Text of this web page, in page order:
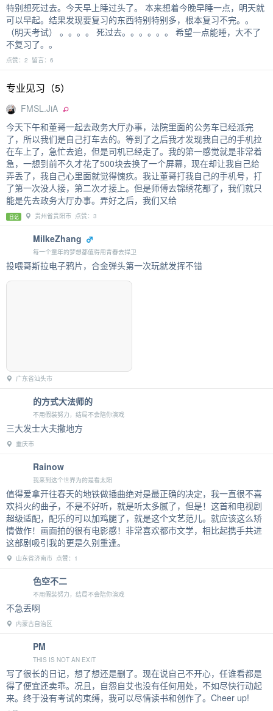
特别想死过去。今天早上睡过头了。 本来想着今晚早睡一点，明天就
可以早起。结果发现要复习的东西特别特别多，根本复习不完。。
（明天考试） 。。。。 死过去。。。。。。 希望一点能睡，大不了
不复习了。。
点赞：2 留言：6
专业见习（5）
FMSL.JiA
今天下午和董哥一起去政务大厅办事，法院里面的公务车已经派完
了，所以我们是自己打车去的。等到了之后我才发现我自己的手机拉
在车上了，急忙去追，但是司机已经走了。我的第一感觉就是非常着
急，一想到前不久才花了500块去换了一个屏幕，现在却让我自己给
弄丢了，我自己心里面就觉得愧疚。我让董哥打我自己的手机号，打
了第一次没人接，第二次才接上。但是师傅去锦绣花都了，我们就只
能是先去政务大厅办事。弄好之后，我们又给
日记 贵州省贵阳市 点赞：3
MilkeZhang
每一个童年的梦想都值得用青春去捍卫
投喂哥斯拉电子鸦片，合金弹头第一次玩就发挥不错
广东省汕头市
的方式大法师的
不用假装努力，结局不会陪你演戏
三大发士大夫撒地方
重庆市
Rainow
我来到这个世界为的是看太阳
值得爱拿开往春天的地铁做插曲绝对是最正确的决定，我一直很不喜
欢抖火的曲子，不是不好听，就是听太多腻了，但是！这首和电视剧
超级适配，配乐的可以加鸡腿了，就是这个文艺范儿。就应该这么矫
情做作！画面拍的很有电影感！非常喜欢都市文学，相比起携手共进
这部剧吸引我的更是久别重逢。
山东省济南市 点赞：1
色空不二
不用假装努力，结局不会陪你演戏
不急丢啊
内蒙古自治区
PM
THIS IS NOT AN EXIT
写了很长的日记，想了想还是删了。现在说自己不开心，任谁看都是
得了便宜还卖乖。况且，自怨自艾也没有任何用处，不如尽快行动起
来。终于没有考试的束缚，我可以尽情读书和创作了。Cheer up!